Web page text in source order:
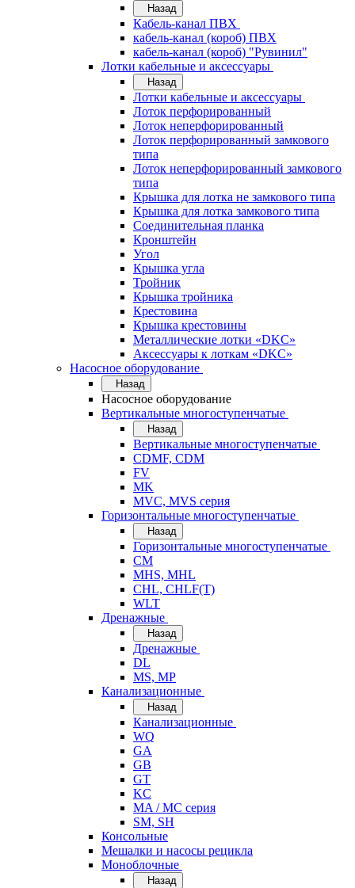
Назад
Кабель-канал ПВХ
кабель-канал (короб) ПВХ
кабель-канал (короб) "Рувинил"
Лотки кабельные и аксессуары
Назад
Лотки кабельные и аксессуары
Лоток перфорированный
Лоток неперфорированный
Лоток перфорированный замкового
типа
Лоток неперфорированный замкового
типа
Крышка для лотка не замкового типа
Крышка для лотка замкового типа
Соединительная планка
Кронштейн
Угол
Крышка угла
Тройник
Крышка тройника
Крестовина
Крышка крестовины
Металлические лотки «DKC»
Аксессуары к лоткам «DKC»
Насосное оборудование
Назад
Насосное оборудование
Вертикальные многоступенчатые
Назад
Вертикальные многоступенчатые
CDMF, CDM
FV
MK
MVC, MVS серия
Горизонтальные многоступенчатые
Назад
Горизонтальные многоступенчатые
CM
MHS, MHL
CHL, CHLF(T)
WLT
Дренажные
Назад
Дренажные
DL
MS, MP
Канализационные
Назад
Канализационные
WQ
GA
GB
GT
KC
MA / MC серия
SM, SH
Консольные
Мешалки и насосы рецикла
Моноблочные
Назад